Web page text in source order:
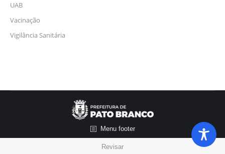
UAB
Vacinação
Vigilância Sanitária
Menu footer
Revisar